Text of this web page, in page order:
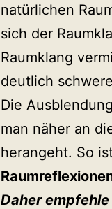
natürlichen
sich der
Raumklang
deutlich
Die
man näher an
herangeht. So
Daher